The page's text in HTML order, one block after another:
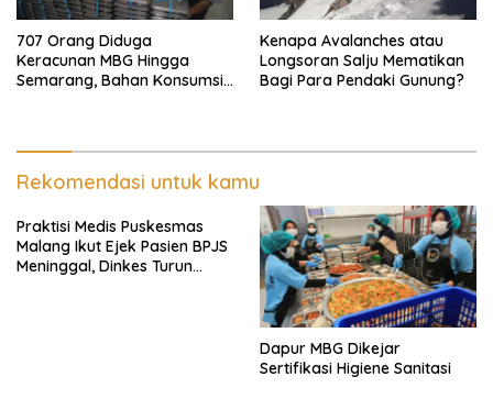
707 Orang Diduga
Keracunan MBG Hingga
Semarang, Bahan Konsumsi
Kenapa Avalanches atau
Longsoran Salju Mematikan
Bagi Para Pendaki Gunung?
Rekomendasi untuk kamu
Praktisi Medis Puskesmas
Malang Ikut Ejek Pasien BPJS
Meninggal, Dinkes Turun
Dapur MBG Dikejar
Sertifikasi Higiene Sanitasi